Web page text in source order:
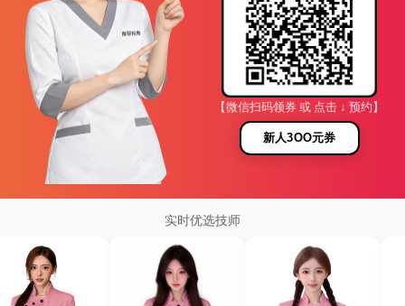
【微信扫码领券 或 点击 ↓ 预约】
新人3OO元券
实时优选技师